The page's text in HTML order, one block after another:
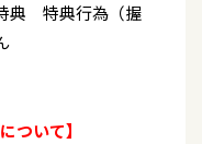
典 特典行為（握
ついて】